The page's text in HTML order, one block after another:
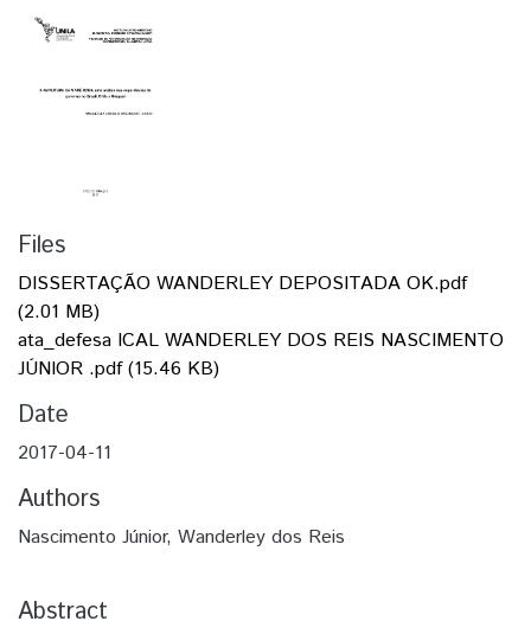
Files
DISSERTAÇÃO WANDERLEY DEPOSITADA OK.pdf
(2.01 MB)
ata_defesa ICAL WANDERLEY DOS REIS NASCIMENTO
JÚNIOR .pdf(15.46 KB)
Date
2017-04-11
Authors
Nascimento Júnior, Wanderley dos Reis
Abstract